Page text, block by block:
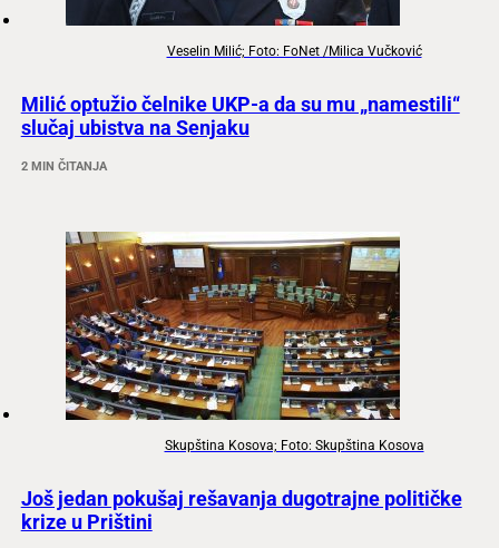
Veselin Milić; Foto: FoNet /Milica Vučković
Milić optužio čelnike UKP-a da su mu „namestili“
slučaj ubistva na Senjaku
2 MIN ČITANJA
Skupština Kosova; Foto: Skupština Kosova
Još jedan pokušaj rešavanja dugotrajne političke
krize u Prištini